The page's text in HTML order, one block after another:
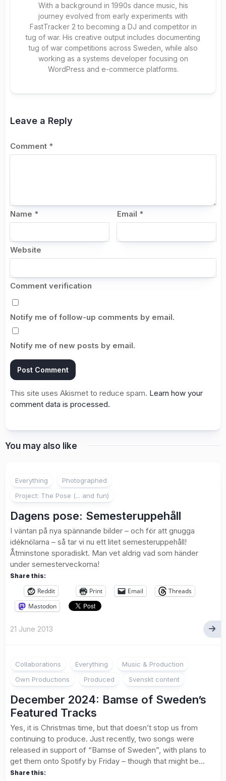
With a background in 1990s dance music, his
journey evolved from early experiments with
FastTracker 2 to becoming a DJ and competitor in
tug of war. His creative output includes documenting
tug of war competitions across Sweden, while also
working as a systems developer focusing on
WordPress and e-commerce platforms.
Leave a Reply
Comment *
Name * Email *
Website
Comment verification
Notify me of follow-up comments by email.
Notify me of new posts by email.
This site uses Akismet to reduce spam. Learn how your
comment data is processed.
You may also like
Everything
Photographed
Project: The Pose (... and fun)
Dagens pose: Semesteruppehåll
I väntan på nya spännande bilder – och för att gnugga
idéknölarna – så tar vi nu ett litet semesteruppehåll!
Åtminstone sporadiskt. Man vet aldrig vad som händer
under semesterveckorna!
Share this:
Reddit Print Email
Threads
Mastodon
21 June 2013
Collaborations Everything
Music & Production
Own Productions
Produced Svenskt content
December 2024: Bamse of Sweden’s
Featured Tracks
Yes, it is Christmas time, but that doesn’t stop us from
continuing to produce. Just recently, two songs were
released in support of “Bamse of Sweden”, with plans to
get them onto Spotify by Friday – though that might be...
Share this: